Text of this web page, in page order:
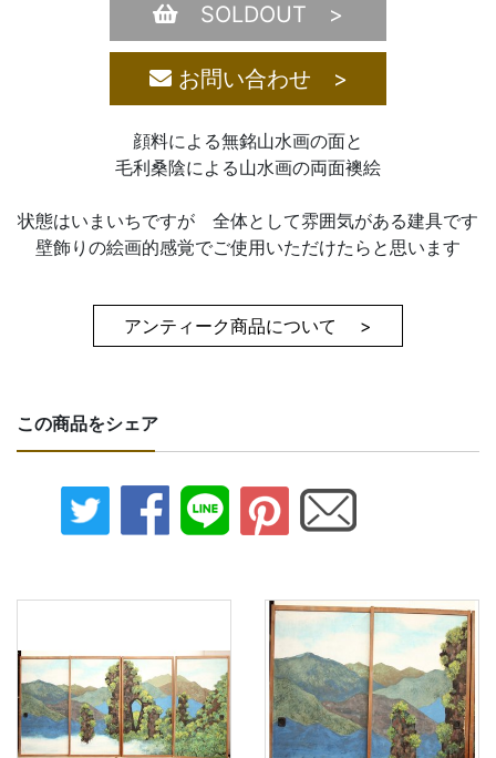
SOLDOUT >
お問い合わせ >
顔料による無銘山水画の面と
毛利桑陰による山水画の両面襖絵
状態はいまいちですが 全体として雰囲気がある建具です
壁飾りの絵画的感覚でご使用いただけたらと思います
アンティーク商品について >
この商品をシェア